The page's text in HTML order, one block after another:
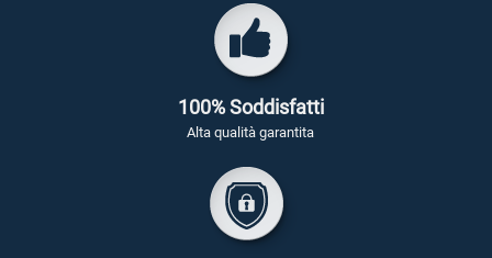
100% Soddisfatti
Alta qualità garantita